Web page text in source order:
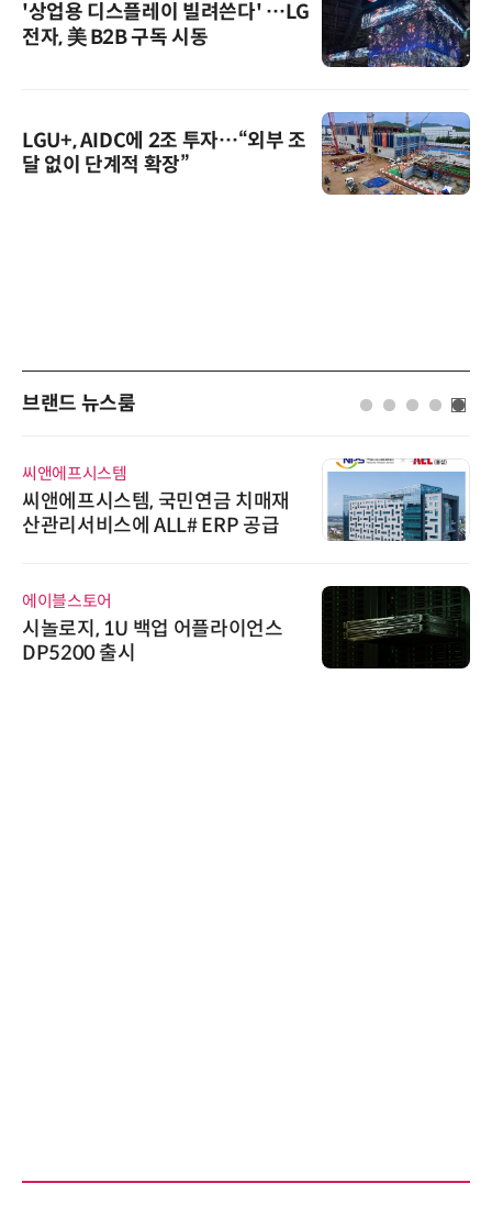
'상업용 디스플레이 빌려쓴다' …LG
전자, 美 B2B 구독 시동
LGU+, AIDC에 2조 투자…“외부 조
달 없이 단계적 확장”
브랜드 뉴스룸
씨앤에프시스템
씨앤에프시스템, 국민연금 치매재
산관리서비스에 ALL# ERP 공급
에이블스토어
시놀로지, 1U 백업 어플라이언스
DP5200 출시